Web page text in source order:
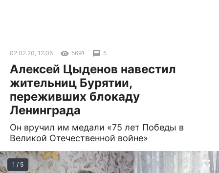
02.02.20, 12:06 5691 5
Алексей Цыденов навестил
жительниц Бурятии,
переживших блокаду
Ленинграда
Он вручил им медали «75 лет Победы в
Великой Отечественной войне»
1 / 5